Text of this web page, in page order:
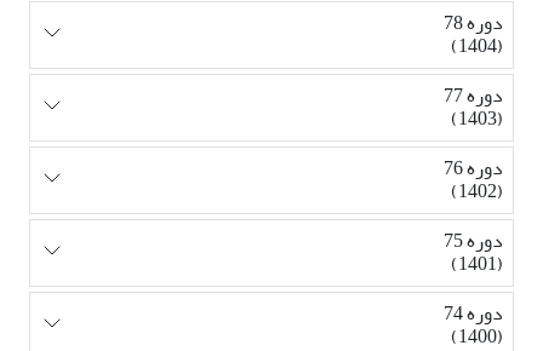
دوره 78
(1404)
دوره 77
(1403)
دوره 76
(1402)
دوره 75
(1401)
دوره 74
(1400)